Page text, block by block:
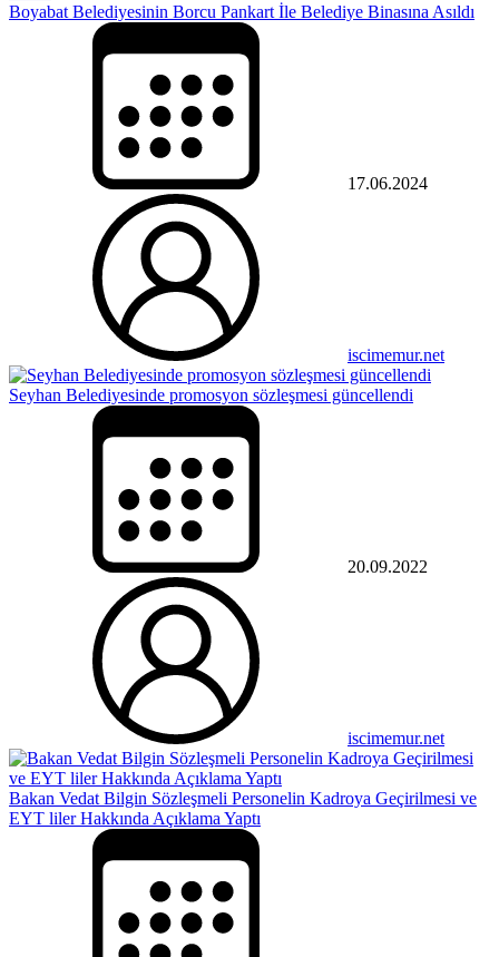
Boyabat Belediyesinin Borcu Pankart İle Belediye Binasına Asıldı
17.06.2024
iscimemur.net
Seyhan Belediyesinde promosyon sözleşmesi güncellendi
20.09.2022
iscimemur.net
Bakan Vedat Bilgin Sözleşmeli Personelin Kadroya Geçirilmesi ve
EYT liler Hakkında Açıklama Yaptı